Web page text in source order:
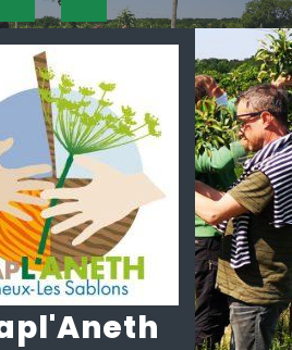
Open
Button